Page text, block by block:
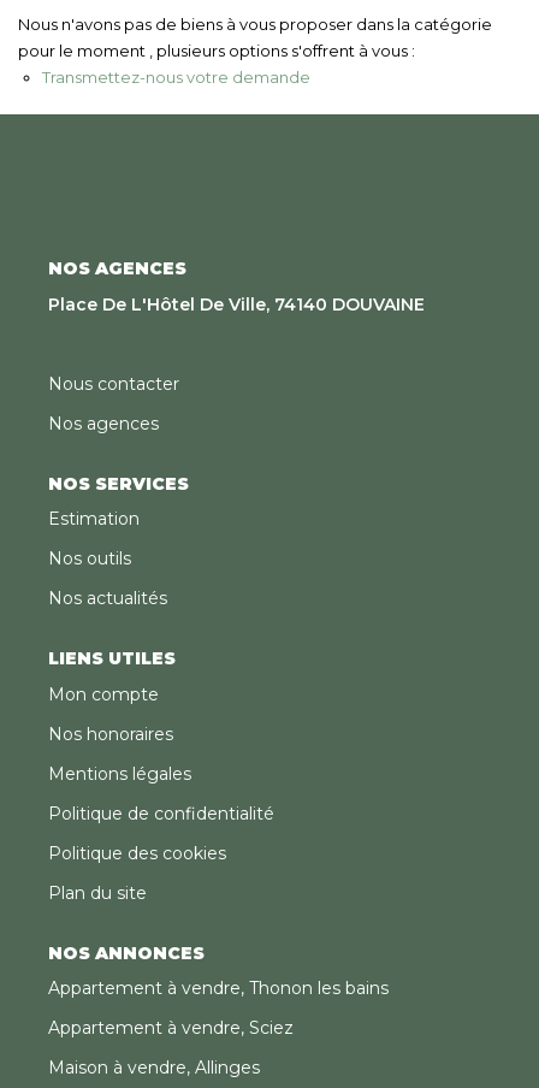
Nous Rejoindre
Nous n'avons pas de biens à vous proposer dans la catégorie
pour le moment , plusieurs options s'offrent à vous :
Transmettez-nous votre demande
NOS AGENCES
Place De L'Hôtel De Ville, 74140 DOUVAINE
Nous contacter
Nos agences
NOS SERVICES
Estimation
Nos outils
Nos actualités
LIENS UTILES
Mon compte
Nos honoraires
Mentions légales
Politique de confidentialité
Politique des cookies
Plan du site
NOS ANNONCES
Appartement à vendre, Thonon les bains
Appartement à vendre, Sciez
Maison à vendre, Allinges